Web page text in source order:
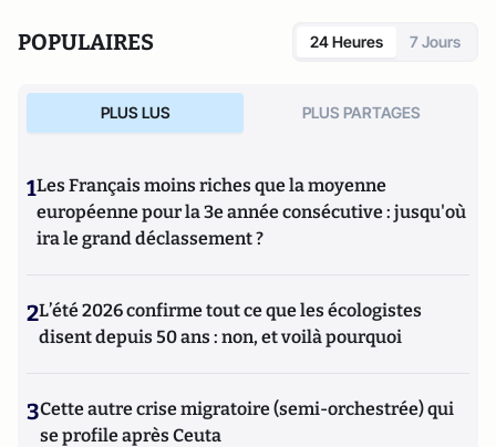
POPULAIRES 24 Heures 7 Jours
PLUS LUS PLUS PARTAGES
1Les Français moins riches que la moyenne
européenne pour la 3e année consécutive : jusqu'où
ira le grand déclassement ?
2L’été 2026 confirme tout ce que les écologistes
disent depuis 50 ans : non, et voilà pourquoi
3Cette autre crise migratoire (semi-orchestrée) qui
se profile après Ceuta